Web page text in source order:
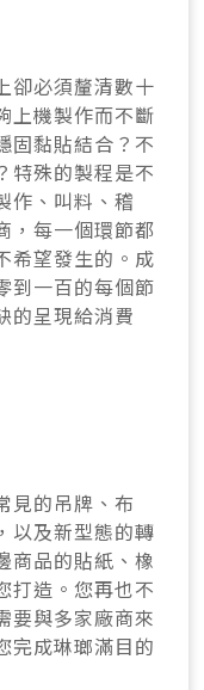
卻必須釐清數十
上機製作而不斷
固黏貼結合？不
特殊的製程是不
作、叫料、稽
，每一個環節都
希望發生的。成
到一百的每個節
的呈現給消費
見的吊牌、布
以及新型態的轉
商品的貼紙、橡
打造。您再也不
要與多家廠商來
完成琳瑯滿目的